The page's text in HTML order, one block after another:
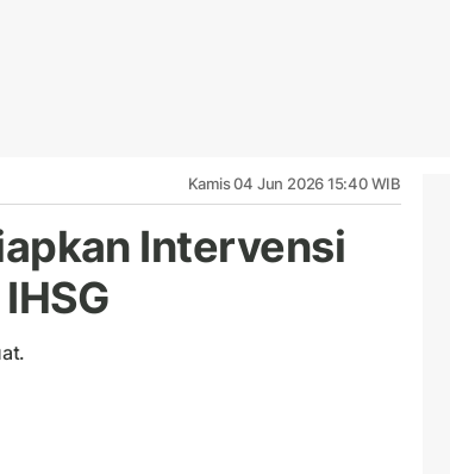
Kamis 04 Jun 2026 15:40 WIB
Intervensi